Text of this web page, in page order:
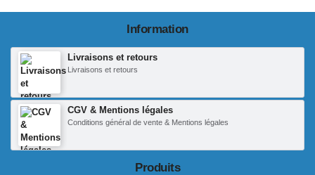
Information
Livraisons et retours
Livraisons et retours
CGV & Mentions légales
Conditions général de vente & Mentions légales
Produits